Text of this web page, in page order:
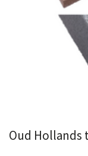
Oud Hollands